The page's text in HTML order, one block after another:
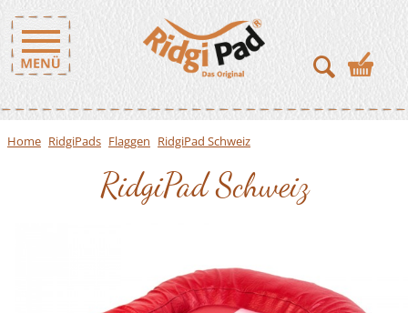
Home RidgiPads Flaggen RidgiPad Schweiz
RidgiPad Schweiz